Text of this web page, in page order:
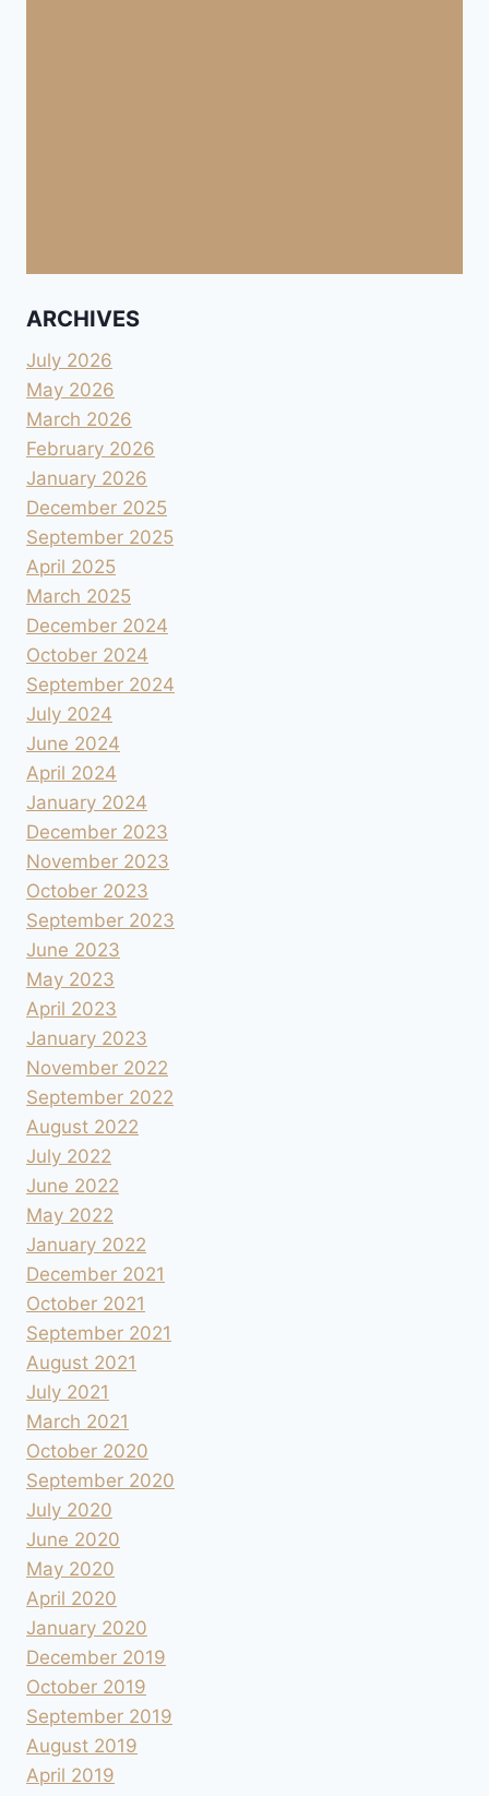
ARCHIVES
July 2026
May 2026
March 2026
February 2026
January 2026
December 2025
September 2025
April 2025
March 2025
December 2024
October 2024
September 2024
July 2024
June 2024
April 2024
January 2024
December 2023
November 2023
October 2023
September 2023
June 2023
May 2023
April 2023
January 2023
November 2022
September 2022
August 2022
July 2022
June 2022
May 2022
January 2022
December 2021
October 2021
September 2021
August 2021
July 2021
March 2021
October 2020
September 2020
July 2020
June 2020
May 2020
April 2020
January 2020
December 2019
October 2019
September 2019
August 2019
April 2019